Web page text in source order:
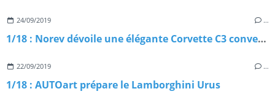
24/09/2019 …
1/18 : Norev dévoile une élégante Corvette C3 convertible
22/09/2019 …
1/18 : AUTOart prépare le Lamborghini Urus